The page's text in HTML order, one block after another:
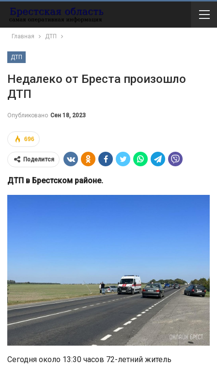
Главная ДТП
ДТП
Недалеко от Бреста произошло
ДТП
Опубликовано Сен 18, 2023
696
Поделится
ДТП в Брестском районе.
Сегодня около 13:30 часов 72-летний житель